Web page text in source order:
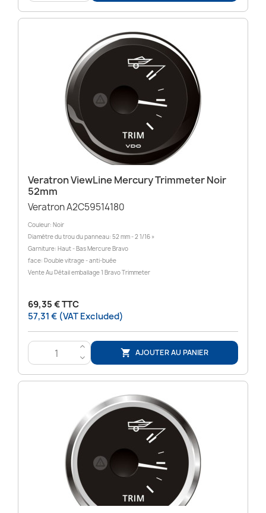
Veratron ViewLine Mercury Trimmeter Noir
52mm
Veratron A2C59514180
Couleur: Noir
Diamètre du trou du panneau: 52 mm - 2 1/16 »
Garniture: Haut - Bas Mercure Bravo
face: Double vitrage - anti-buée
Vente Au Détail emballage 1 Bravo Trimmeter
69,35 € TTC
57,31 € (VAT Excluded)
>
<
 AJOUTER AU PANIER